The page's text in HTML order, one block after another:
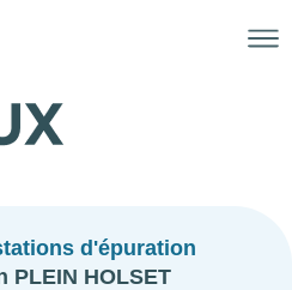
d'épuration
PLEIN HOLSET